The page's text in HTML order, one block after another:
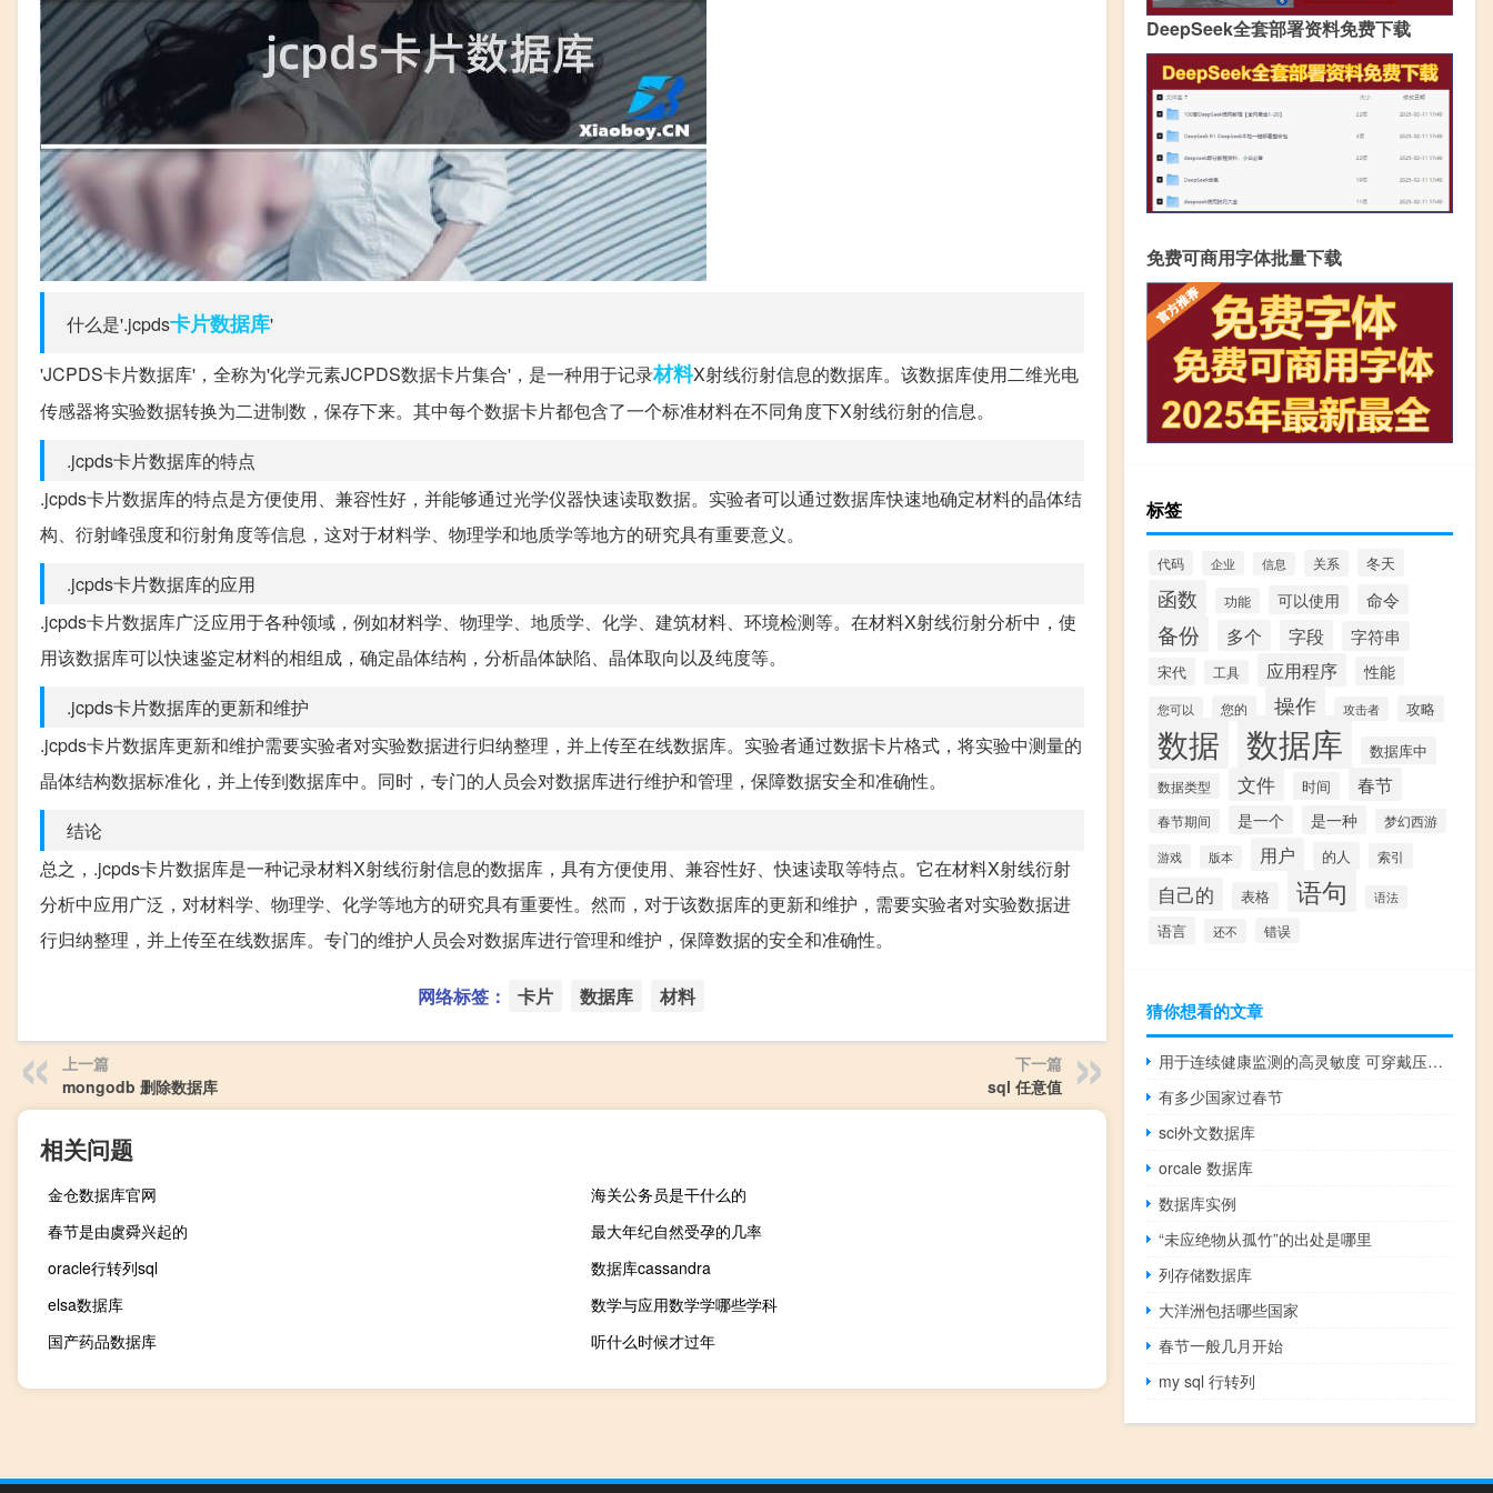
什么是'.jcpds卡片数据库'
'JCPDS卡片数据库'，全称为'化学元素JCPDS数据卡片集合'，是一种用于记录材料X射线衍射信息的数据库。该数据库使用二维光电
传感器将实验数据转换为二进制数，保存下来。其中每个数据卡片都包含了一个标准材料在不同角度下X射线衍射的信息。
.jcpds卡片数据库的特点
.jcpds卡片数据库的特点是方便使用、兼容性好，并能够通过光学仪器快速读取数据。实验者可以通过数据库快速地确定材料的晶体结
构、衍射峰强度和衍射角度等信息，这对于材料学、物理学和地质学等地方的研究具有重要意义。
.jcpds卡片数据库的应用
.jcpds卡片数据库广泛应用于各种领域，例如材料学、物理学、地质学、化学、建筑材料、环境检测等。在材料X射线衍射分析中，使
用该数据库可以快速鉴定材料的相组成，确定晶体结构，分析晶体缺陷、晶体取向以及纯度等。
.jcpds卡片数据库的更新和维护
.jcpds卡片数据库更新和维护需要实验者对实验数据进行归纳整理，并上传至在线数据库。实验者通过数据卡片格式，将实验中测量的
晶体结构数据标准化，并上传到数据库中。同时，专门的人员会对数据库进行维护和管理，保障数据安全和准确性。
结论
总之，.jcpds卡片数据库是一种记录材料X射线衍射信息的数据库，具有方便使用、兼容性好、快速读取等特点。它在材料X射线衍射
分析中应用广泛，对材料学、物理学、化学等地方的研究具有重要性。然而，对于该数据库的更新和维护，需要实验者对实验数据进
行归纳整理，并上传至在线数据库。专门的维护人员会对数据库进行管理和维护，保障数据的安全和准确性。
网络标签： 卡片 数据库 材料
上一篇
mongodb 删除数据库
下一篇
sql 任意值
相关问题
金仓数据库官网
海关公务员是干什么的
春节是由虞舜兴起的
最大年纪自然受孕的几率
oracle行转列sql
数据库cassandra
elsa数据库
数学与应用数学学哪些学科
国产药品数据库
听什么时候才过年
DeepSeek全套部署资料免费下载
免费可商用字体批量下载
标签
代码 企业 信息 关系 冬天
函数 功能 可以使用 命令
备份 多个 字段 字符串
宋代 工具 应用程序 性能
您可以 您的 操作 攻击者 攻略
数据 数据库 数据库中
数据类型 文件 时间 春节
春节期间 是一个 是一种
梦幻西游
游戏
版本 用户 的人 索引
自己的 表格 语句 语法
语言 还不 错误
猜你想看的文章
用于连续健康监测的高灵敏度 可穿戴压电血压传感器
有多少国家过春节
sci外文数据库
orcale 数据库
数据库实例
“未应绝物从孤竹”的出处是哪里
列存储数据库
大洋洲包括哪些国家
春节一般几月开始
my sql 行转列